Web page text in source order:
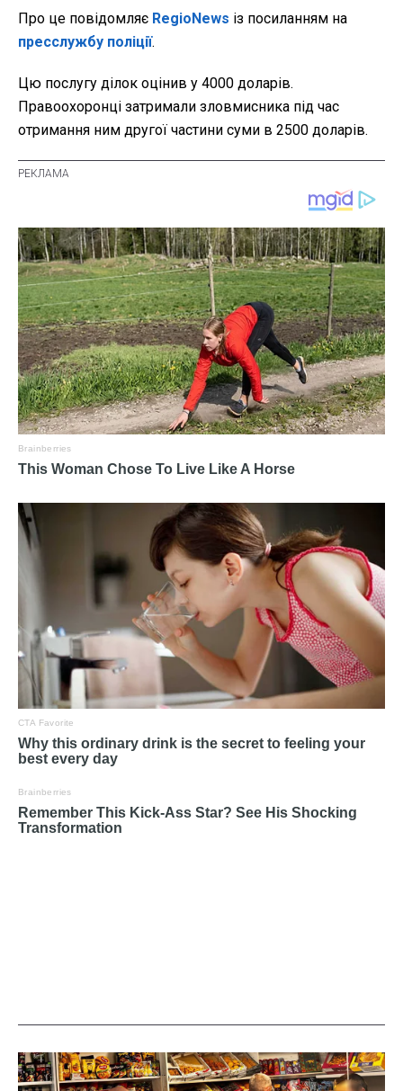
Про це повідомляє RegioNews із посиланням на
пресслужбу поліції.
Цю послугу ділок оцінив у 4000 доларів.
Правоохоронці затримали зловмисника під час
отримання ним другої частини суми в 2500 доларів.